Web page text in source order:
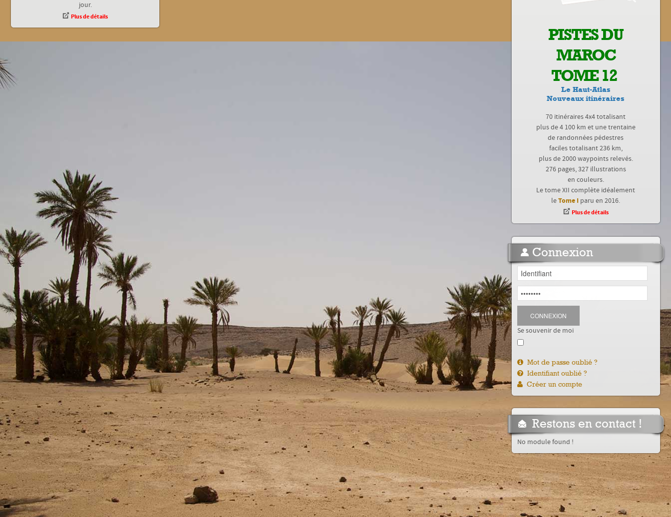
jour.
Plus de détails
PISTES DU
MAROC
TOME 12
Le Haut-Atlas
Nouveaux itinéraires
70 itinéraires 4x4 totalisant
plus de 4 100 km et une trentaine
de randonnées pédestres
faciles totalisant 236 km,
plus de 2000 waypoints relevés.
276 pages, 327 illustrations
en couleurs.
Le tome XII complète idéalement
leTome I paru en 2016.
Plus de détails
Connexion
CONNEXION
Se souvenir de moi
Mot de passe oublié ?
Identifiant oublié ?
Créer un compte
Restons en contact !
No module found !